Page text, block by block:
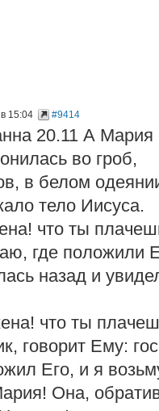
15:04 #9414
20.11 А Мария
во гроб,
в белом
тело Иисуса.
что ты
где положили
назад и
что ты
говорит Ему:
Его, и я
Она,